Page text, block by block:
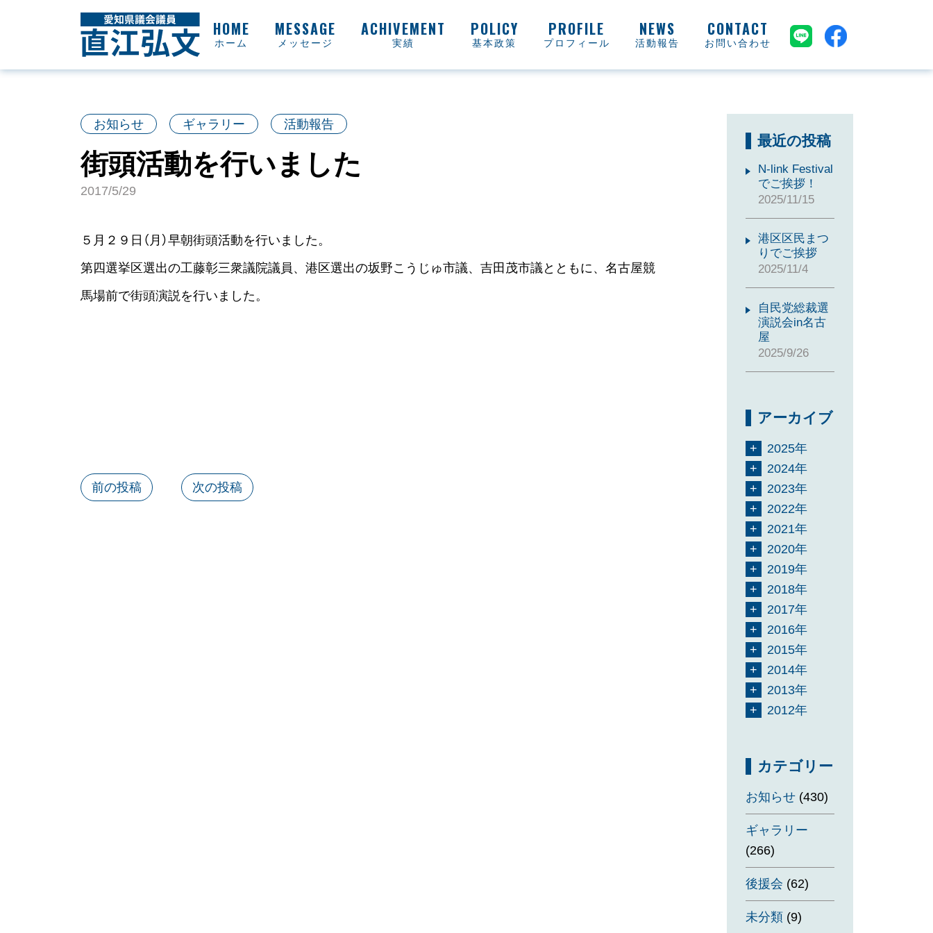
ホーム メッセージ 実績 基本政策 プロフィール 活動報告 お問い合わせ
お知らせ ギャラリー 活動報告
街頭活動を行いました
2017/5/29
５月２９日（月）早朝街頭活動を行いました。
第四選挙区選出の工藤彰三衆議院議員、港区選出の坂野こうじゅ市議、吉田茂市議とともに、名古屋競
馬場前で街頭演説を行いました。
前の投稿 次の投稿
最近の投稿
N-link Festival
でご挨拶！
2025/11/15
港区区民まつ
りでご挨拶
2025/11/4
自民党総裁選
演説会in名古
屋
2025/9/26
アーカイブ
2025年
2024年
2023年
2022年
2021年
2020年
2019年
2018年
2017年
2016年
2015年
2014年
2013年
2012年
カテゴリー
お知らせ (430)
ギャラリー
(266)
後援会 (62)
未分類 (9)